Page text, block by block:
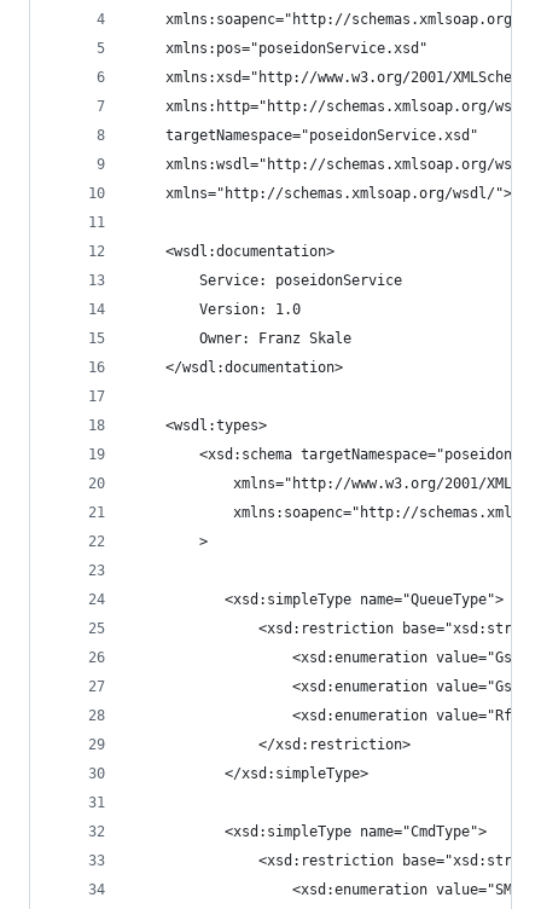
xmlns:soapenc="http://schemas.xmlsoap.org/
    xmlns:pos="poseidonService.xsd"
    xmlns:xsd="http://www.w3.org/2001/XMLSchema"
xmlns:http="http://schemas.xmlsoap.org/wsdl/
    targetNamespace="poseidonService.xsd"
xmlns:wsdl="http://schemas.xmlsoap.org/wsdl/
    xmlns="http://schemas.xmlsoap.org/wsdl/">
    <wsdl:documentation>
        Service: poseidonService
        Version: 1.0
        Owner: Franz Skale
    </wsdl:documentation>
    <wsdl:types>
<xsd:schema
xmlns="http://www.w3.org/2001/
xmlns:soapenc="http://
        >
           <xsd:simpleType name="QueueType">
<xsd:restriction
<xsd:enumeration
<xsd:enumeration
<xsd:enumeration
			   </xsd:restriction>
		   </xsd:simpleType>
		   <xsd:simpleType name="CmdType">
<xsd:restriction
<xsd:enumeration value="SMS"/